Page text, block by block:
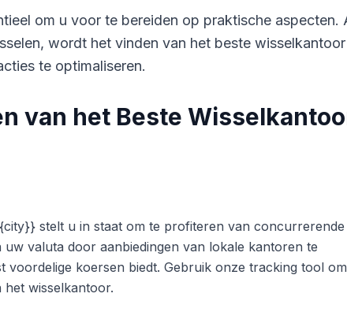
om u voor te bereiden op praktische aspecten.
wordt het vinden van het beste wisselkantoor
te optimaliseren.
van het Beste
stelt u in staat om te profiteren van concurrerende
valuta door aanbiedingen van lokale kantoren te
voordelige koersen biedt. Gebruik onze tracking tool
het wisselkantoor.